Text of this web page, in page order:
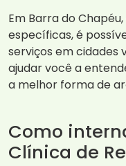
Em Barra do
específicas, é
serviços em cidades
ajudar você a
a melhor forma de
Como
Clínica de